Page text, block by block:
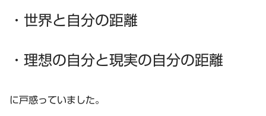
・世界と自分の距離
・理想の自分と現実の自分の距離
に戸惑っていました。